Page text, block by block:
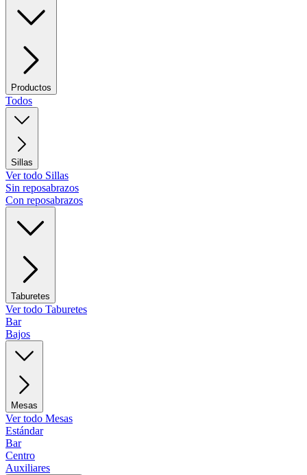
Productos
Todos
Sillas
Ver todo Sillas
Sin reposabrazos
Con reposabrazos
Taburetes
Ver todo Taburetes
Bar
Bajos
Mesas
Ver todo Mesas
Estándar
Bar
Centro
Auxiliares